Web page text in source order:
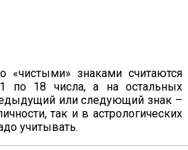
«чистыми» знаками считаются
18 числа, а на остальных
или следующий знак –
так и в астрологических
учитывать.